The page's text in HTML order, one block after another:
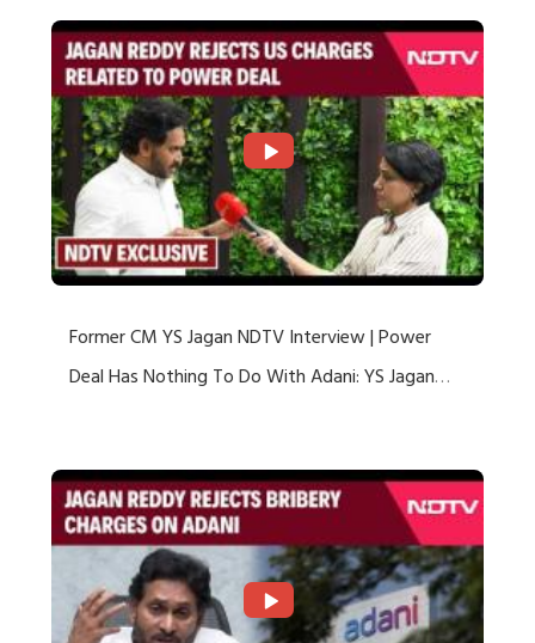
Former CM YS Jagan NDTV Interview | Power
Deal Has Nothing To Do With Adani: YS Jagan